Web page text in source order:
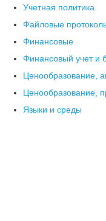
Учетная политика
Файловые
Финансовые
Финансовый учет и
Ценообразование,
Ценообразование,
Языки и среды